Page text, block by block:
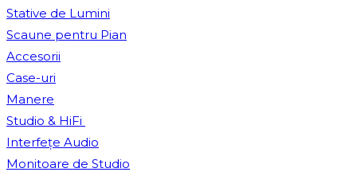
Stative de Lumini
Scaune pentru Pian
Accesorii
Case-uri
Manere
Studio & HiFi
Interfețe Audio
Monitoare de Studio